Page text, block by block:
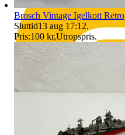
Brosch Vintage Igelkott Retro
Sluttid13 aug 17:12.
Pris:100 kr,Utropspris.